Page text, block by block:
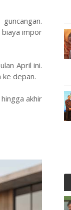
biaya impor
April ini.
depan.
akhir